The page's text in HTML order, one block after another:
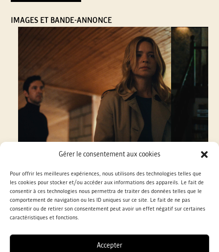
Gérer le consentement aux cookies
Pour offrir les meilleures expériences, nous utilisons des technologies telles que
les cookies pour stocker et/ou accéder aux informations des appareils. Le fait de
consentir à ces technologies nous permettra de traiter des données telles que le
comportement de navigation ou les ID uniques sur ce site. Le fait de ne pas
consentir ou de retirer son consentement peut avoir un effet négatif sur certaines
caractéristiques et fonctions.
Accepter
O
U
L
M
IMAGES ET BANDE-ANNONCE
FESTIVAL INTERNATIONAL
DU FILM DE LA ROCHE-SUR-YON